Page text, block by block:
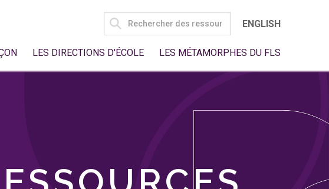
SEARCH
FOR:
ENGLISH
LES DIRECTIONS D'ÉCOLE LES MÉTAMORPHES DU FLS